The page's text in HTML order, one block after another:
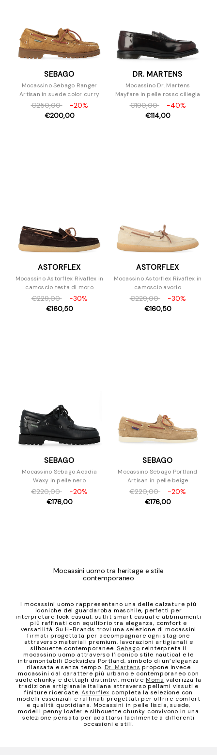
SEBAGO
Mocassino Sebago Ranger
Artisan in suede color curry
€250,00
-20%
€200,00
DR. MARTENS
Mocassino Dr. Martens
Mayfare in pelle rosso ciliegia
€190,00
-40%
€114,00
ASTORFLEX
Mocassino Astorflex Rivaflex in
camoscio testa di moro
€229,00
-30%
€160,50
ASTORFLEX
Mocassino Astorflex Rivaflex in
camoscio avorio
€229,00
-30%
€160,50
SEBAGO
Mocassino Sebago Acadia
Waxy in pelle nero
€220,00
-20%
€176,00
SEBAGO
Mocassino Sebago Portland
Artisan in pelle beige
€220,00
-20%
€176,00
Mocassini uomo tra heritage e stile
contemporaneo
I mocassini uomo rappresentano una delle calzature più
iconiche del guardaroba maschile, perfetti per
interpretare look casual, outfit smart casual e abbinamenti
più raffinati con equilibrio tra eleganza, comfort e
versatilità. Su H-Brands trovi una selezione di mocassini
firmati progettata per accompagnare ogni stagione
attraverso materiali premium, lavorazioni artigianali e
silhouette contemporanee.Sebago reinterpreta il
mocassino uomo attraverso l’iconico stile nautical e le
intramontabili Docksides Portland, simbolo di un’eleganza
rilassata e senza tempo. Dr. Martens propone invece
mocassini dal carattere più urbano e contemporaneo con
suole chunky e dettagli distintivi, mentre Moma valorizza la
tradizione artigianale italiana attraverso pellami vissuti e
finiture ricercate. Astorflex completa la selezione con
modelli essenziali e raffinati progettati per offrire comfort
e qualità quotidiana. Mocassini in pelle liscia, suede,
modelli penny loafer e silhouette chunky convivono in una
selezione pensata per adattarsi facilmente a differenti
occasioni e stili.